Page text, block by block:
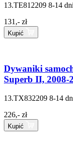
13.TE812209 8-14 dni
131,- zł
Kupić
Dywaniki
Superb II, 2008-
13.TX832209 8-14
226,- zł
Kupić